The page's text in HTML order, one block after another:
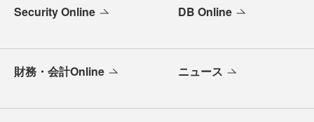
Security Online DB Online
財務・会計Online ニュース